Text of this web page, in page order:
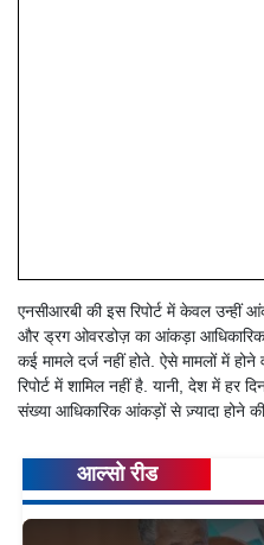
एनसीआरबी की इस रिपोर्ट में केवल उन्हीं
और ड्रग ओवरडोज़ का आंकड़ा
कई मामले दर्ज नहीं होते. ऐसे मामलों में
रिपोर्ट में शामिल नहीं है. यानी, देश में हर
संख्या आधिकारिक आंकड़ों से ज़्यादा होने की
आल्सो रीड